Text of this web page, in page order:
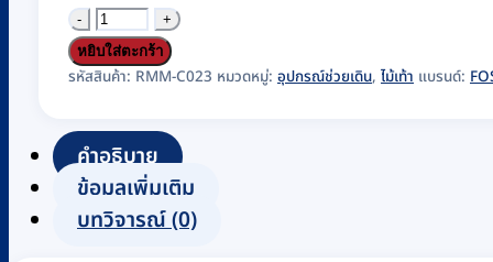
จำนวน
ไม้
เท้า
ขา
อลู
มิ
หยิบใส่ตะกร้า
รหัสสินค้า: RMM-C023 หมวดหมู่: อุปกรณ์ช่วยเดิน, ไม้เท้า แบรนด์:
คำอธิบาย
ข้อมูลเพิ่มเติม
บทวิจารณ์ (0)